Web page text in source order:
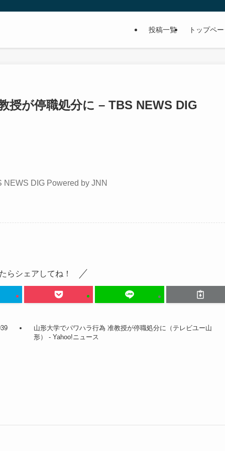
投稿一覧 トップペ
授が停職処分に – TBS NEWS DIG
NEWS DIG Powered by JNN
らシェアしてね！
山形大学でパワハラ行為 准教授が停職処分に（テレビユー山
形） - Yahoo!ニュース